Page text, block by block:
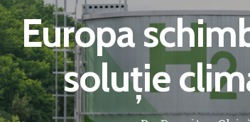
Europa
soluție